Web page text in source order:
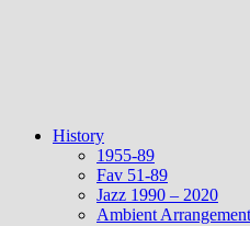
History
1955-89
Fav 51-89
Jazz 1990 – 2020
Ambient